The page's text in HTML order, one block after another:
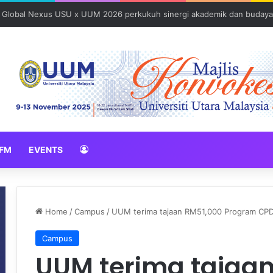
erat hubungan Pelajar Inasis TNB UUM bersama komuniti Pulau Tuba
EVENTS
Home /Campus / UUM terima tajaan RM51,000 Program
Campus